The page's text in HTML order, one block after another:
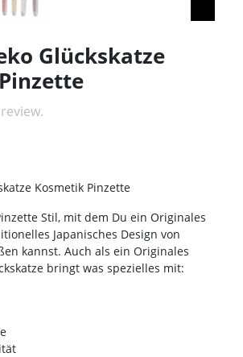
Glückskatze
Kosmetik Pinzette
Stil, mit dem Du ein Originales
Japanisches Design von
kannst. Auch als ein Originales
bringt was spezielles mit: